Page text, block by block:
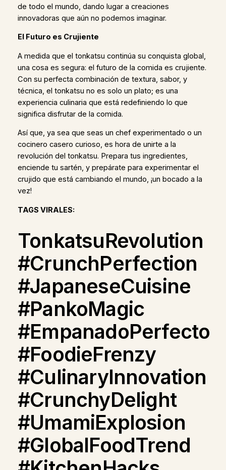
de todo el mundo, dando lugar a creaciones
innovadoras que aún no podemos imaginar.
El Futuro es Crujiente
A medida que el tonkatsu continúa su conquista global,
una cosa es segura: el futuro de la comida es crujiente.
Con su perfecta combinación de textura, sabor, y
técnica, el tonkatsu no es solo un plato; es una
experiencia culinaria que está redefiniendo lo que
significa disfrutar de la comida.
Así que, ya sea que seas un chef experimentado o un
cocinero casero curioso, es hora de unirte a la
revolución del tonkatsu. Prepara tus ingredientes,
enciende tu sartén, y prepárate para experimentar el
crujido que está cambiando el mundo, ¡un bocado a la
vez!
TAGS VIRALES:
TonkatsuRevolution
#CrunchPerfection
#JapaneseCuisine
#PankoMagic
#EmpanadoPerfecto
#FoodieFrenzy
#CulinaryInnovation
#CrunchyDelight
#UmamiExplosion
#GlobalFoodTrend